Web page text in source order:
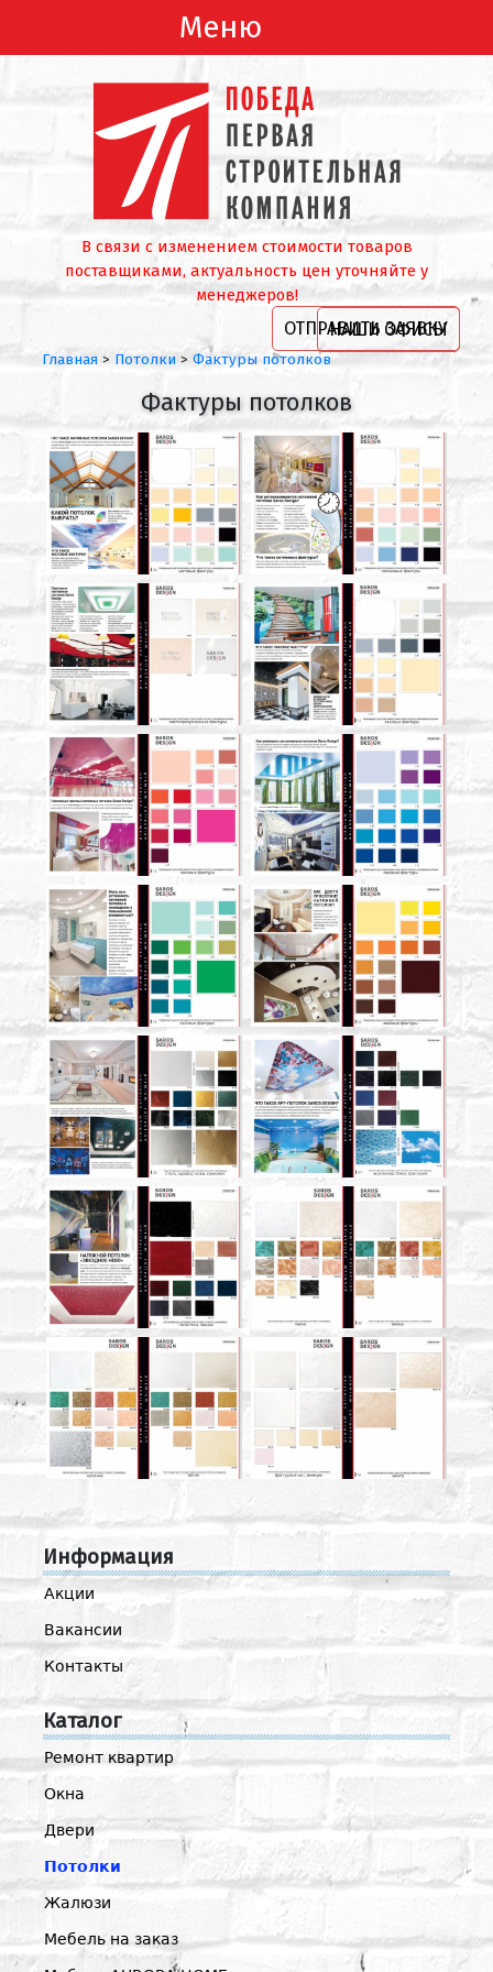
Меню
В связи с изменением стоимости товаров
поставщиками, актуальность цен уточняйте у
менеджеров!
ОТПРАВИТЬ ЗАЯВКУ
НАШИ ОФИСЫ
Главная > Потолки > Фактуры потолков
Фактуры потолков
Информация
Акции
Вакансии
Контакты
Каталог
Ремонт квартир
Окна
Двери
Потолки
Жалюзи
Мебель на заказ